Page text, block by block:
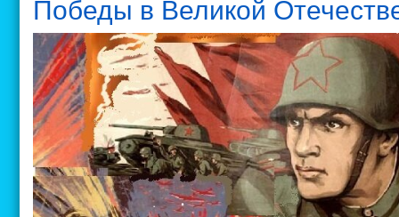
Победы в Великой